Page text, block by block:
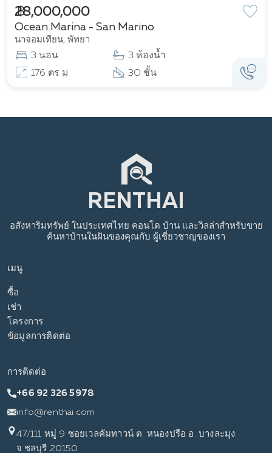
Ocean Marina - San Marino
นาจอมเทียน, พัทยา
฿ 28,000,000
3 นอน
3 ห้องน้ำ
176 ตร ม
30 ชั้น
เมนู
ซื้อ
เช่า
โครงการ
ข้อมูลการติดต่อ
อสังหาริมทรัพย์ ในประเทศไทย คอนโด บ้าน และวิลล่าสำหรับขาย
ค้นหาบ้านในฝันของคุณกับ ผู้เชี่ยวชาญของเรา
การติดต่อ
+66 92 326 5978
info@renthai.com
47/111 หมู่ 9 ซอยเวลคัมทาวน์ ต. หนองปรือ อ. บางละมุง
จ.ชลบุรี 20150